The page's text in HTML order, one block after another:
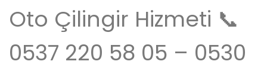
Oto Çilingir Hizmeti 📞
0537 220 58 05 – 0530